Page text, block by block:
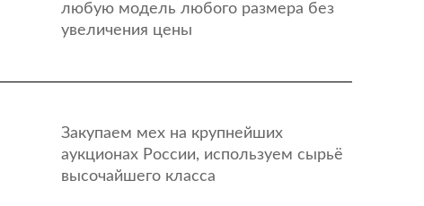
любую модель любого размера без
увеличения цены
Закупаем мех на крупнейших
аукционах России, используем сырьё
высочайшего класса